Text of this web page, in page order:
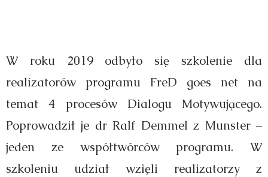
W roku 2019 odbyło się szkolenie dla
realizatorów programu FreD goes net na
temat 4 procesów Dialogu Motywującego.
Poprowadził je dr Ralf Demmel z Munster –
jeden ze współtwórców programu. W
szkoleniu udział wzięli realizatorzy z